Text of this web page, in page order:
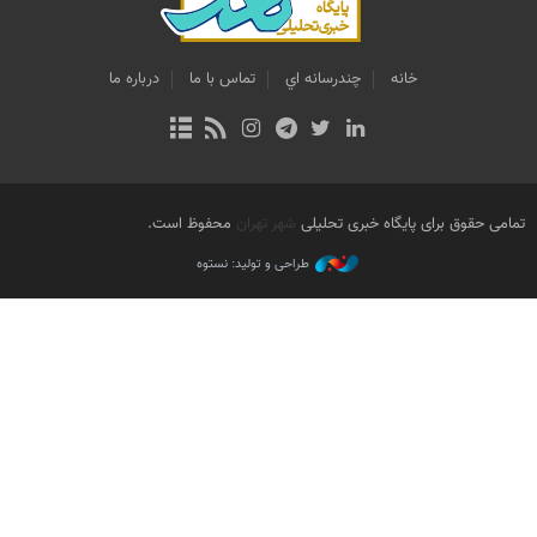
خانه چندرسانه اي تماس با ما درباره ما
تمامی حقوق برای پایگاه خبری تحلیلی شهر تهران محفوظ است.
طراحی و تولید: نستوه